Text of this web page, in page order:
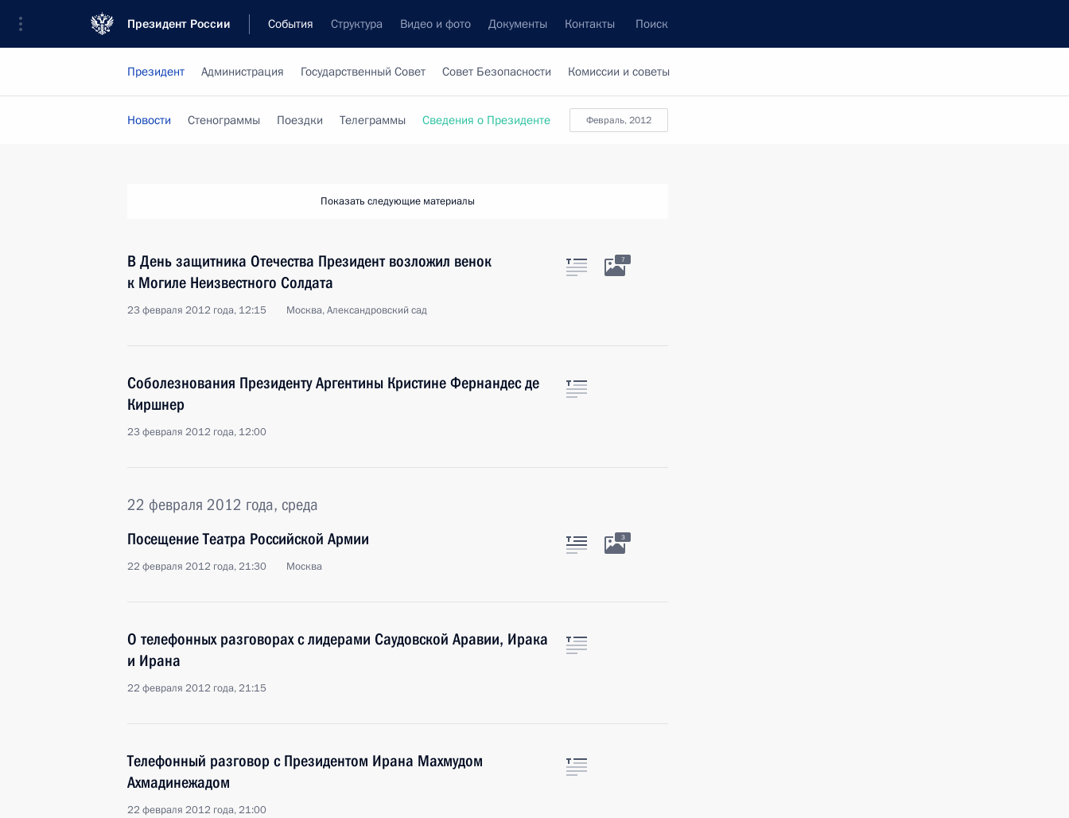
Президент России События Структура Видео и фото Документы Контакты Поиск
Президент Администрация Государственный Совет Совет Безопасности Комиссии и советы
февраль, 2012
Новости Стенограммы Поездки Телеграммы Сведения о Президенте
Показать следующие материалы
В День защитника Отечества Президент возложил венок
к Могиле Неизвестного Солдата
23 февраля 2012 года, 12:15 Москва, Александровский сад
7
Соболезнования Президенту Аргентины Кристине Фернандес де
Киршнер
23 февраля 2012 года, 12:00
22 февраля 2012 года, среда
Посещение Театра Российской Армии
22 февраля 2012 года, 21:30 Москва
3
О телефонных разговорах с лидерами Саудовской Аравии, Ирака
и Ирана
22 февраля 2012 года, 21:15
Телефонный разговор с Президентом Ирана Махмудом
Ахмадинежадом
22 февраля 2012 года, 21:00